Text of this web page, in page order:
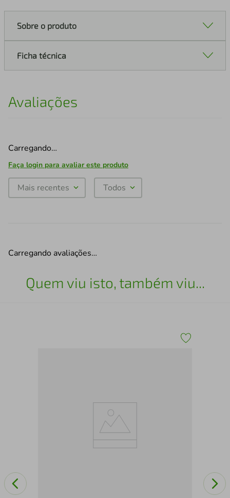
Sobre o produto
Ficha técnica
Avaliações
Carregando…
Faça login para avaliar este produto
Mais recentes Todos
Carregando avaliações…
Quem viu isto, também viu...